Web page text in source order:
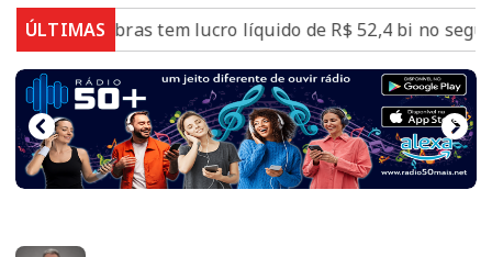
ÚLTIMAS
Petrobras tem lucro líquido de R$ 52,4 bi no